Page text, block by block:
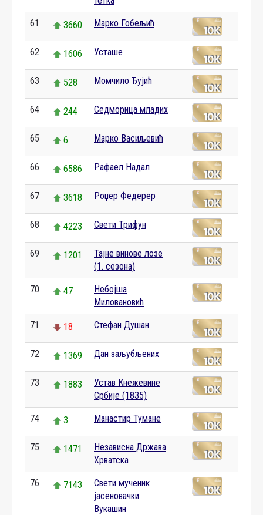
61 3660 Марко Гобељић
62 1606 Усташе
63 528 Момчило Ђујић
64 244 Седморица младих
65 6 Марко Васиљевић
66 6586 Рафаел Надал
67 3618 Роџер Федерер
68 4223 Свети Трифун
69 1201
Тајне винове лозе
(1. сезона)
70 47
Небојша
Миловановић
71 18 Стефан Душан
72 1369 Дан заљубљених
73 1883
Устав Кнежевине
Србије (1835)
74 3 Манастир Тумане
75 1471
Независна Држава
Хрватска
76 7143
Свети мученик
јасеновачки
Вукашин